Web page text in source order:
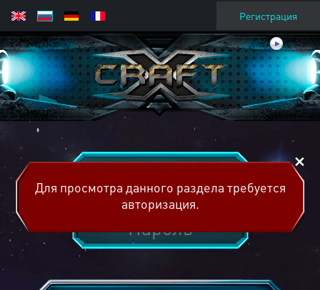
Регистрация
Для просмотра данного раздела требуется
авторизация.